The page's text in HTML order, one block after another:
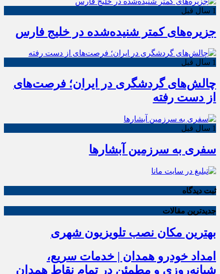
1 سال قبل
جزیره‌های کمتر شنیده‌شده در خلیج فارس
1 سال قبل
چالش‌های گردشگری در ایران؛ فرصت‌های
از دست رفته
1 سال قبل
سفری به سرزمین آبشارها
ثبت دیدگاه
جدیدترین مقالات
بهترین مکان نصب تلویزیون شهری
امداد خودرو همدان | خدمات سریع،
شبانه‌روزی و مطمئن در تمام نقاط همدان